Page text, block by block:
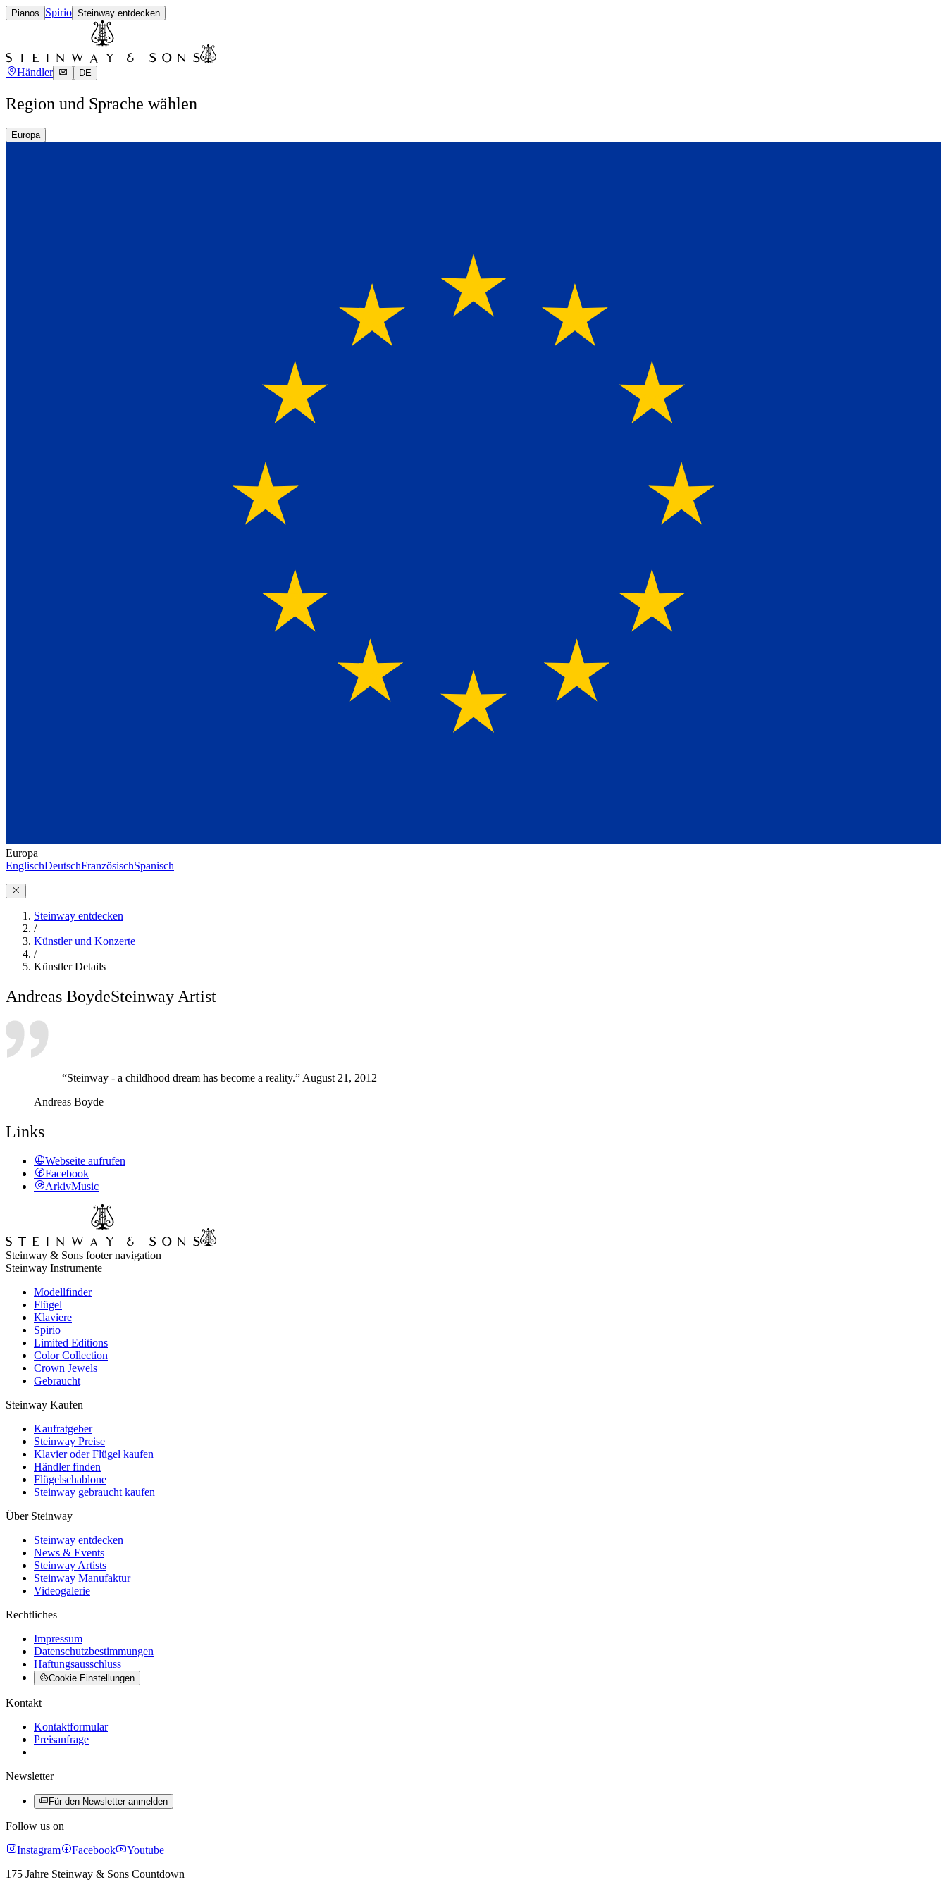
Pianos Spirio Steinway entdecken
Händler DE
Region und Sprache wählen
Europa
Europa
EnglischDeutschFranzösischSpanisch
Steinway entdecken
/
Künstler und Konzerte
/
Künstler Details
Andreas BoydeSteinway Artist
“Steinway - a childhood dream has become a reality.” August 21, 2012
Andreas Boyde
Links
Webseite aufrufen
Facebook
ArkivMusic
Steinway & Sons footer navigation
Steinway Instrumente
Modellfinder
Flügel
Klaviere
Spirio
Limited Editions
Color Collection
Crown Jewels
Gebraucht
Steinway Kaufen
Kaufratgeber
Steinway Preise
Klavier oder Flügel kaufen
Händler finden
Flügelschablone
Steinway gebraucht kaufen
Über Steinway
Steinway entdecken
News & Events
Steinway Artists
Steinway Manufaktur
Videogalerie
Rechtliches
Impressum
Datenschutzbestimmungen
Haftungsausschluss
Cookie Einstellungen
Kontakt
Kontaktformular
Preisanfrage
Newsletter
Für den Newsletter anmelden
Follow us on
Instagram
Facebook
Youtube
175 Jahre Steinway & Sons Countdown